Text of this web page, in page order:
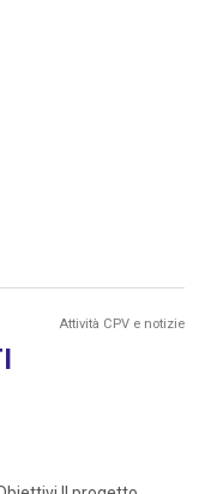
Attività CPV e notizie